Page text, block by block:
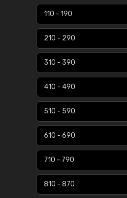
110 - 190
210 - 290
310 - 390
410 - 490
510 - 590
610 - 690
710 - 790
810 - 870